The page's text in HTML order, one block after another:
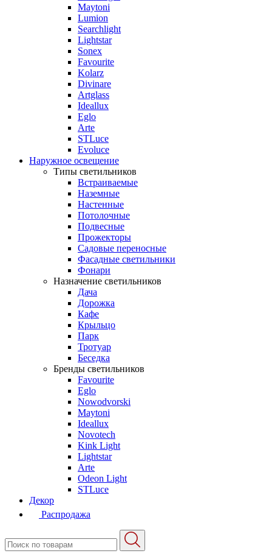
Maytoni
Lumion
Searchlight
Lightstar
Sonex
Favourite
Kolarz
Divinare
Artglass
Ideallux
Eglo
Arte
STLuce
Evoluce
Наружное освещение
Типы светильников
Встраиваемые
Наземные
Настенные
Потолочные
Подвесные
Прожекторы
Садовые переносные
Фасадные светильники
Фонари
Назначение светильников
Дача
Дорожка
Кафе
Крыльцо
Парк
Тротуар
Беседка
Бренды светильников
Favourite
Eglo
Nowodvorski
Maytoni
Ideallux
Novotech
Kink Light
Lightstar
Arte
Odeon Light
STLuce
Декор
Распродажа